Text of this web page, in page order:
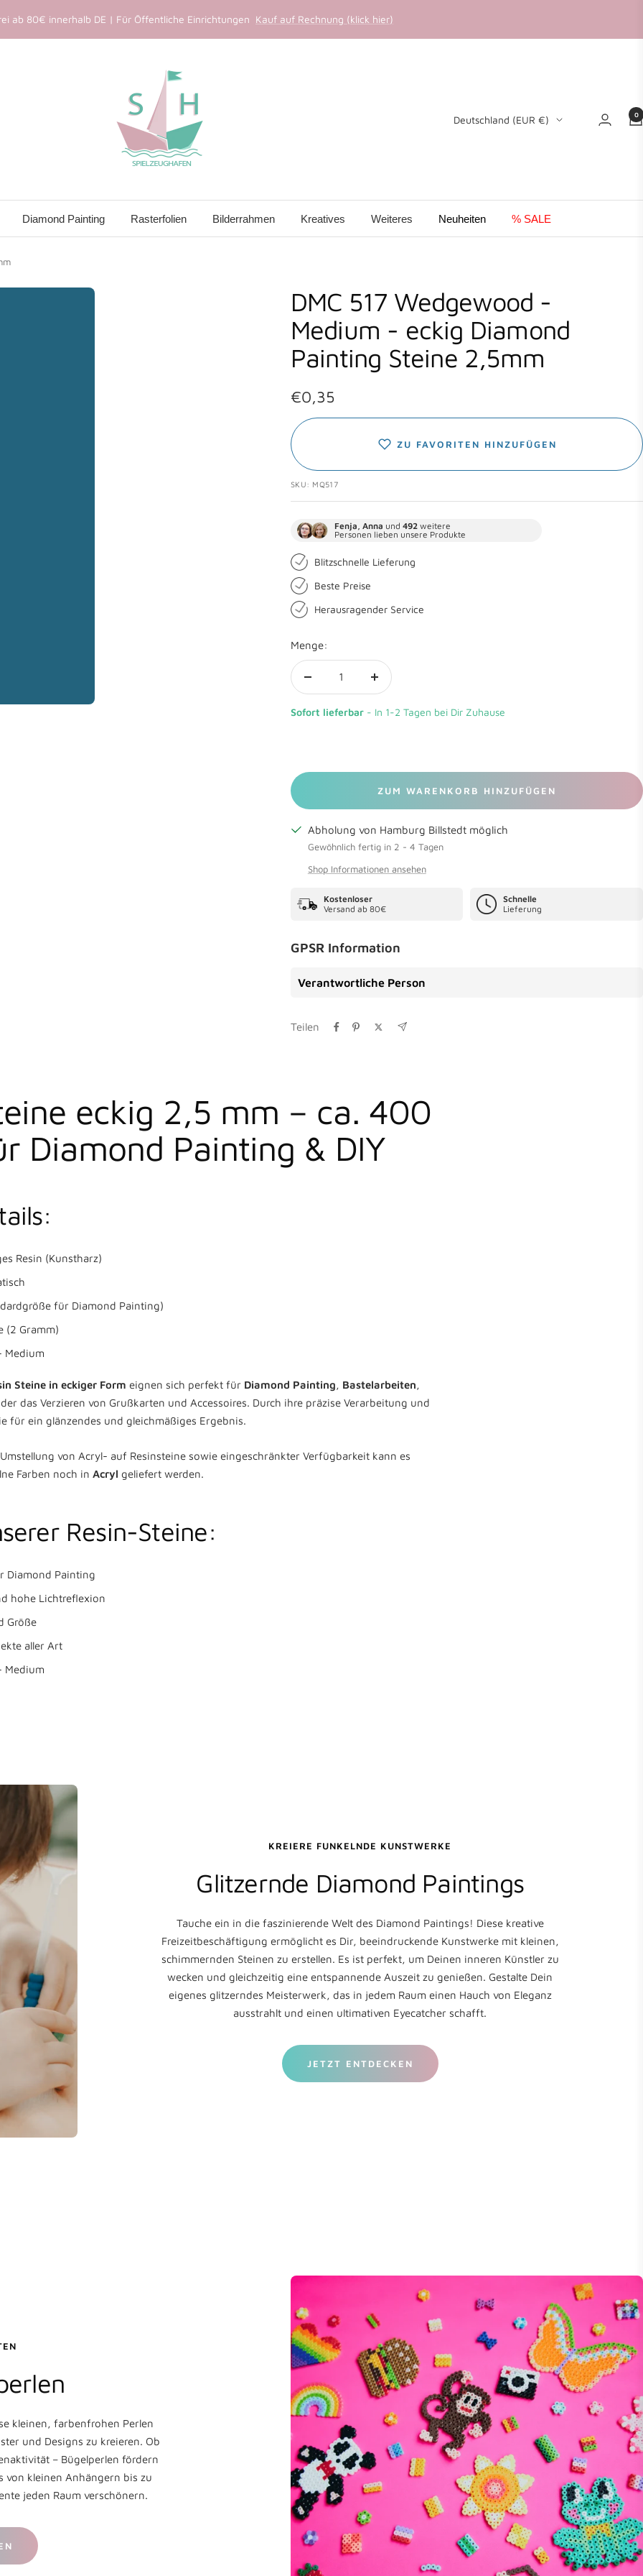
Favoriten speichern
E-Mail
ab 80€ innerhalb DE | Für Öffentliche Einrichtungen Kauf auf Rechnung (klick hier)
Land/Region
Deutschland (EUR €) 0
Diamond Painting Rasterfolien Bilderrahmen Kreatives Weiteres Neuheiten % SALE
DMC 517 Wedgewood -
Medium - eckig Diamond
Painting Steine 2,5mm
Angebotspreis
€0,35
ZU FAVORITEN HINZUFÜGEN
SKU: MQ517
Fenja, Anna und 492weitere
Personen lieben unsere Produkte
Blitzschnelle Lieferung
Beste Preise
Herausragender Service
Menge:
Menge
Sofort lieferbar- In 1-2 Tagen bei Dir Zuhause
ZUM WARENKORB HINZUFÜGEN
Abholung von Hamburg Billstedt möglich
Gewöhnlich fertig in 2 - 4 Tagen
Shop Informationen ansehen
Kostenloser
Versand ab 80€
Schnelle
Lieferung
GPSR Information
Verantwortliche Person
Teilen
eckig 2,5 mm – ca. 400
Diamond Painting & DIY
Resin (Kunstharz)
für Diamond Painting)
(2 Gramm)
Medium
Steine in eckiger Form eignen sich perfekt für Diamond Painting, Bastelarbeiten,
das Verzieren von Grußkarten und Accessoires. Durch ihre präzise Verarbeitung und
für ein glänzendes und gleichmäßiges Ergebnis.
von Acryl- auf Resinsteine sowie eingeschränkter Verfügbarkeit kann es
Farben noch in Acryl geliefert werden.
Resin-Steine:
Diamond Painting
hohe Lichtreflexion
Größe
aller Art
Medium
KREIERE FUNKELNDE KUNSTWERKE
Glitzernde Diamond Paintings
Tauche ein in die faszinierende Welt des Diamond Paintings! Diese kreative
Freizeitbeschäftigung ermöglicht es Dir, beeindruckende Kunstwerke mit kleinen,
schimmernden Steinen zu erstellen. Es ist perfekt, um Deinen inneren Künstler zu
wecken und gleichzeitig eine entspannende Auszeit zu genießen. Gestalte Dein
eigenes glitzerndes Meisterwerk, das in jedem Raum einen Hauch von Eleganz
ausstrahlt und einen ultimativen Eyecatcher schafft.
JETZT ENTDECKEN
kleinen, farbenfrohen Perlen
und Designs zu kreieren. Ob
– Bügelperlen fördern
von kleinen Anhängern bis zu
jeden Raum verschönern.